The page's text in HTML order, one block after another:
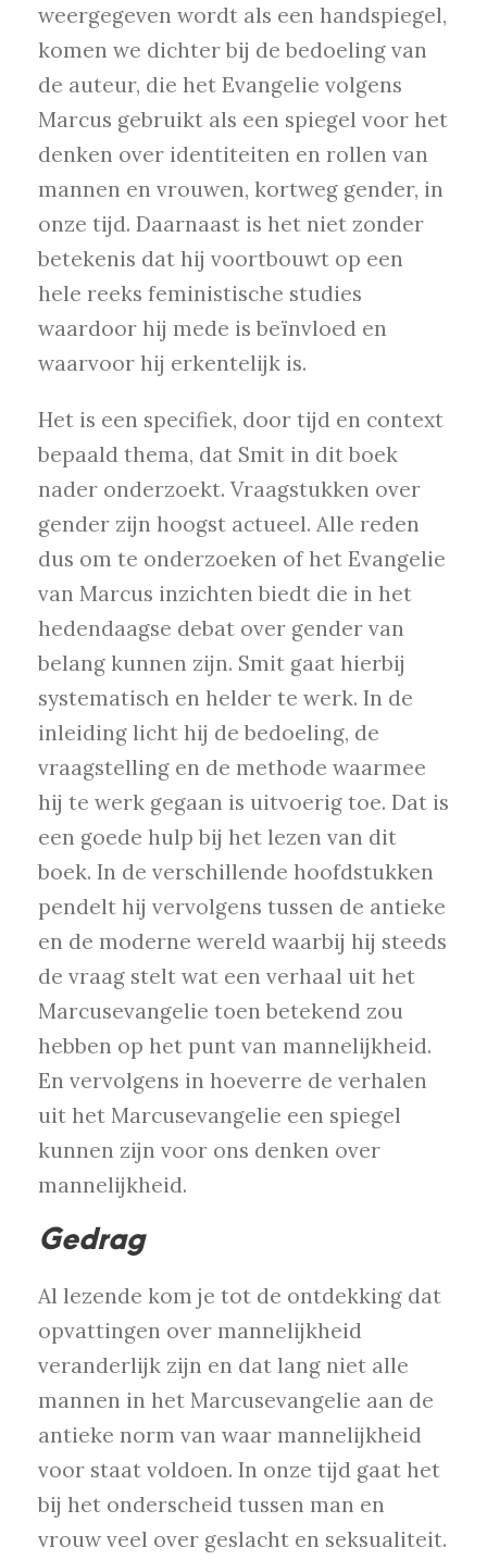
weergegeven wordt als een handspiegel,
komen we dichter bij de bedoeling van
de auteur, die het Evangelie volgens
Marcus gebruikt als een spiegel voor het
denken over identiteiten en rollen van
mannen en vrouwen, kortweg gender, in
onze tijd. Daarnaast is het niet zonder
betekenis dat hij voortbouwt op een
hele reeks feministische studies
waardoor hij mede is beïnvloed en
waarvoor hij erkentelijk is.
Het is een specifiek, door tijd en context
bepaald thema, dat Smit in dit boek
nader onderzoekt. Vraagstukken over
gender zijn hoogst actueel. Alle reden
dus om te onderzoeken of het Evangelie
van Marcus inzichten biedt die in het
hedendaagse debat over gender van
belang kunnen zijn. Smit gaat hierbij
systematisch en helder te werk. In de
inleiding licht hij de bedoeling, de
vraagstelling en de methode waarmee
hij te werk gegaan is uitvoerig toe. Dat is
een goede hulp bij het lezen van dit
boek. In de verschillende hoofdstukken
pendelt hij vervolgens tussen de antieke
en de moderne wereld waarbij hij steeds
de vraag stelt wat een verhaal uit het
Marcusevangelie toen betekend zou
hebben op het punt van mannelijkheid.
En vervolgens in hoeverre de verhalen
uit het Marcusevangelie een spiegel
kunnen zijn voor ons denken over
mannelijkheid.
Gedrag
Al lezende kom je tot de ontdekking dat
opvattingen over mannelijkheid
veranderlijk zijn en dat lang niet alle
mannen in het Marcusevangelie aan de
antieke norm van waar mannelijkheid
voor staat voldoen. In onze tijd gaat het
bij het onderscheid tussen man en
vrouw veel over geslacht en seksualiteit.